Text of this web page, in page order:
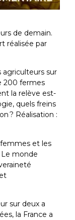
de demain.
réalisée par
agriculteurs sur
200 fermes
la relève est-
quels freins
? Réalisation :
et les
monde
sur deux a
la France a